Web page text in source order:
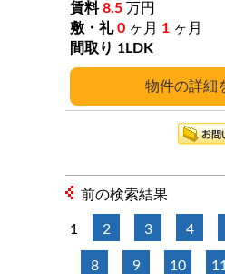
詳細
8.5 万円
0 ヶ月 1 ヶ月
1LDK
前の検索結果
1 2 3 4
8 9 10 11